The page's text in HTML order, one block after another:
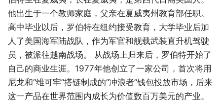
他出生于一个教师家庭，父亲在夏威夷州教育部任职。
高中毕业以后，罗伯特在纽约接受教育，大学毕业后加
人了美国海军陆战队，作为军官和舰载武装直升机驾驶
员，被派往越南战场。 从战场上归来后，罗伯特开始了
自己的商业生涯。1977年他创立了一家公司，首次将用
尼龙和“维可牢”搭链制成的“冲浪者”钱包投放市场，后来
这一产品在世界范围内成长为价值数百万美元的产业。